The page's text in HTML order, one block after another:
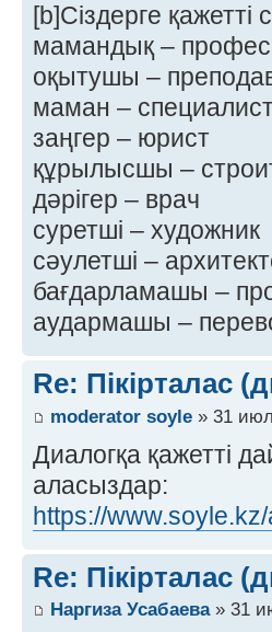
[b]Сіздерге қажетті
мамандық –
оқытушы –
маман –
заңгер – юрист
құрылысшы –
дәрігер – врач
суретші – художник
сәулетші –
бағдарламашы –
аудармашы –
Re: Пікірталас
moderator soyle » 31
Диалогқа қажетті
аласыздар:
https://
Re: Пікірталас
Наргиза Усабаева» 31